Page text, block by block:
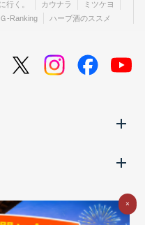
行く。 カウナラ
ミツケヨ
-Ranking ハーブ酒のススメ
×